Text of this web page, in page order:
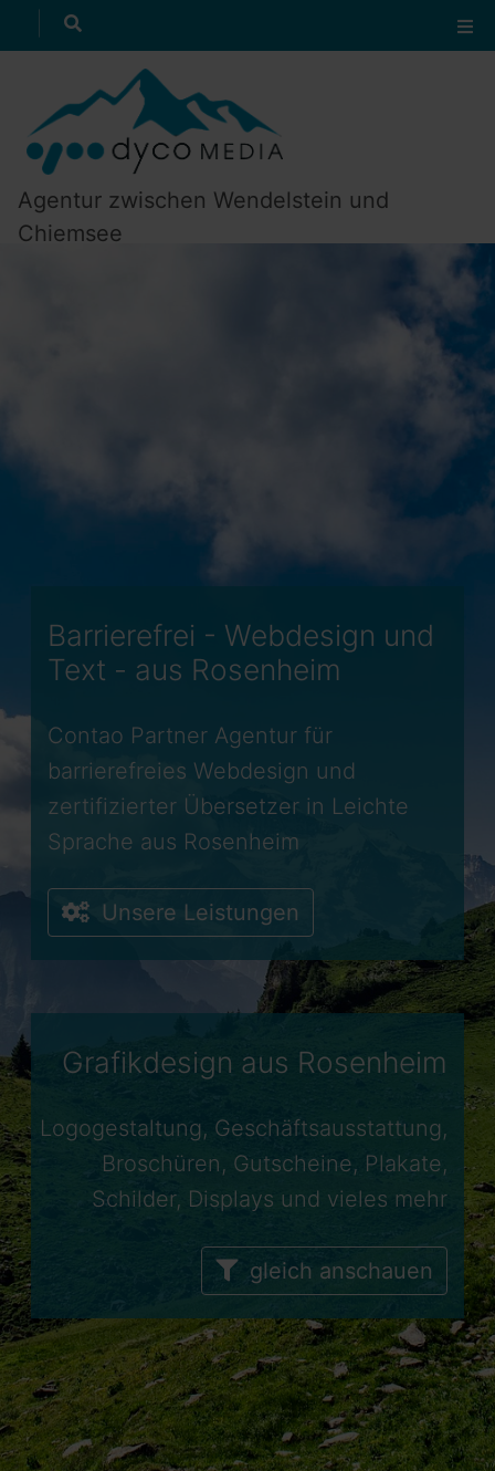
Startseite
Agentur zwischen Wendelstein und
Chiemsee
Barrierefrei - Webdesign und
Text - aus Rosenheim
Contao Partner Agentur für
barrierefreies Webdesign und
zertifizierter Übersetzer in Leichte
Sprache aus Rosenheim
Unsere Leistungen
Grafikdesign aus Rosenheim
Logogestaltung, Geschäftsausstattung,
Broschüren, Gutscheine, Plakate,
Schilder, Displays und vieles mehr
gleich anschauen